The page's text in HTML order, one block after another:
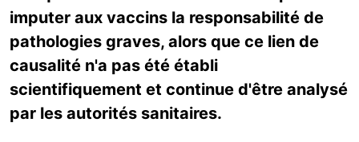
imputer aux vaccins la responsabilité de
pathologies graves, alors que ce lien de
causalité n'a pas été établi
scientifiquement et continue d'être analysé
par les autorités sanitaires.